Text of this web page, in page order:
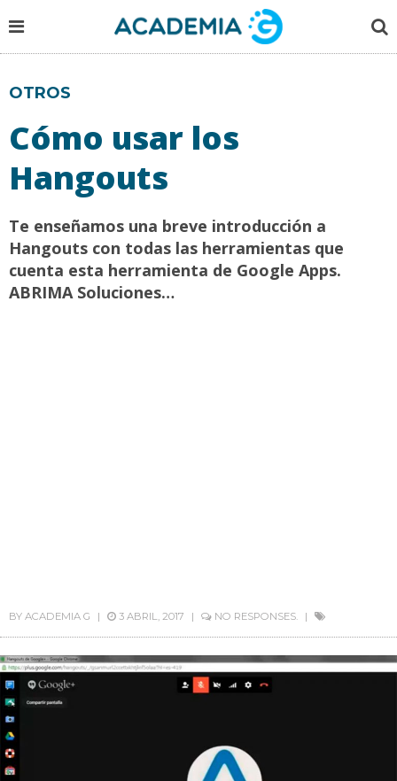
OTROS
Cómo usar los
Hangouts
Te enseñamos una breve introducción a
Hangouts con todas las herramientas que
cuenta esta herramienta de Google Apps.
ABRIMA Soluciones…
BY ACADEMIA G 3 ABRIL, 2017 NO RESPONSES.